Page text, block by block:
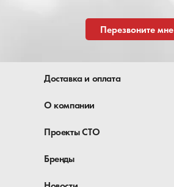
Перезвоните мне
Доставка и оплата
О компании
Проекты СТО
Бренды